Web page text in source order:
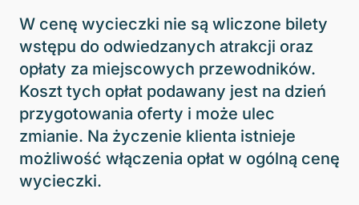
W cenę wycieczki nie są wliczone bilety
wstępu do odwiedzanych atrakcji oraz
opłaty za miejscowych przewodników.
Koszt tych opłat podawany jest na dzień
przygotowania oferty i może ulec
zmianie. Na życzenie klienta istnieje
możliwość włączenia opłat w ogólną cenę
wycieczki.